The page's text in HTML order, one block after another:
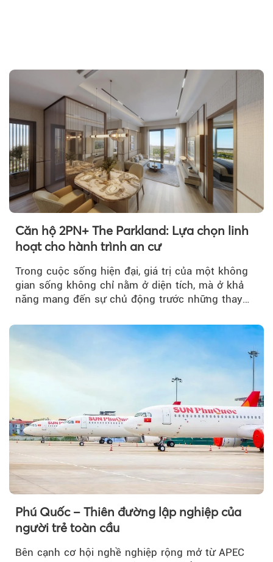
Căn hộ 2PN+ The Parkland: Lựa chọn linh
hoạt cho hành trình an cư
Trong cuộc sống hiện đại, giá trị của một không
gian sống không chỉ nằm ở diện tích, mà ở khả
năng mang đến sự chủ động trước những thay
Phú Quốc – Thiên đường lập nghiệp của
người trẻ toàn cầu
Bên cạnh cơ hội nghề nghiệp rộng mở từ APEC